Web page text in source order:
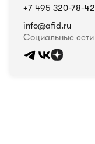
+7 495 320-78-42
info@afid.ru
Социальные сети